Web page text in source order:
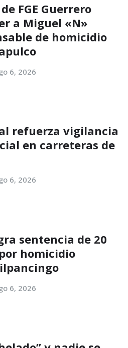
FGE Guerrero
a Miguel «N»
de homicidio
6, 2026
refuerza vigilancia
en carreteras de
6, 2026
sentencia de 20
homicidio
6, 2026